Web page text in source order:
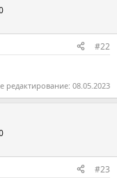
#22
редактирование: 08.05.2023
#23